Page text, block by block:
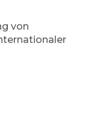
von